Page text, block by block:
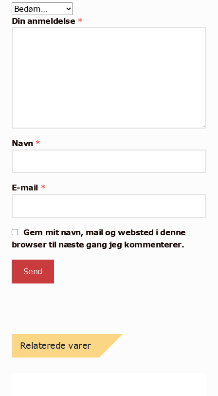
Din anmeldelse *
Navn *
E-mail *
Gem mit navn, mail og websted i denne
browser til næste gang jeg kommenterer.
Relaterede varer